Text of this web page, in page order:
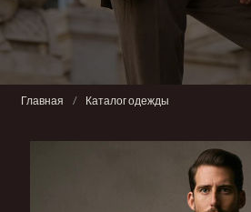
Главная / Каталог одежды